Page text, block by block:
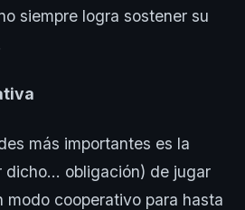
siempre logra sostener su
más importantes es la
dicho… obligación) de jugar
modo cooperativo para hasta